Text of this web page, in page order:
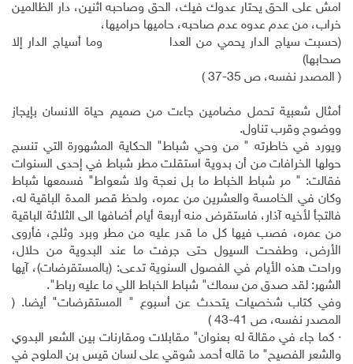
امش على الحق يحتار عدوك فيك، الحق وصاحبه اثنين، دار الظالمين
خراب، من عدم عدوه عدم صاحبه، حاميها حراميها،
(حسبت سياج الدار يحمي من العدا وما أسياج الدار إلا
صحابها)
( المصدر نفسه، ص 35-37 )
أمثال شعبية تحمل مضامين جاءت من صميم حياة الانسان بإيجاز
ووضوح وقرب تناول.
ويورد في خاطرته " من وحي شباط" الحكاية المشهورة التي تنسج
حولها الخرافات من أن بدوية استقلت مطر شباط في إحدى السنوات
فقالت: " مر شباط الخباط ما بل نعجة ولا شعواط" فسمعها شباط
وكان في الخامسة والعشرين من عمره، ولحظ قصر المدة الباقية له،
فالتجأ لأخيه آذار، فاستقرض منه أربعة أيام أضافها الى الثلاثة الباقية
من عمره، فصب فيها كل ما قدر عليه من مطر وبرد وثلج، فأروى
الأرض، وطفحت السيول حتى جرفت ما عند البدوية من حلال،
وراحت هذه الأيام في الفصول السنوية تدعى: (بالمستقرضات)، آيها
الشهر: لقد صدق من سماك" شباط الخباط اللي ما عليه رباط".
وفي كتاب شخصيات يتحدث عن أسبوع " المستقرضات" أيضا. (
المصدر نفسه، ص 41-43 )
· كما جاء في مقالة له بعنوان" مقابلات ومقارنات بين الشعر البدوي
والشعر الفصيح" ما قاله أحمد شوقي على لسان قيس بن الملوح في